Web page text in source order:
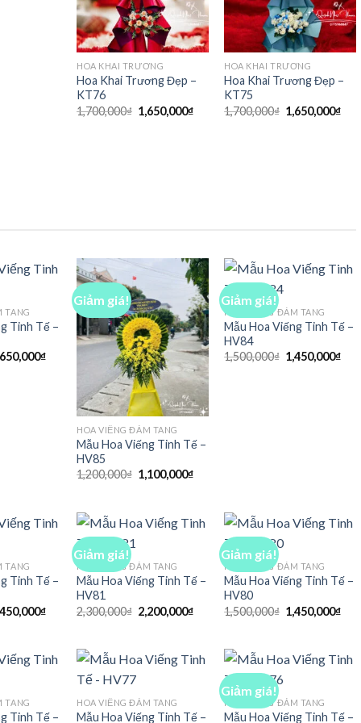
1,650,000₫.
HOA KHAI TRƯƠNG
Hoa Khai Trương Đẹp –
KT76
1,700,000₫ Giá
gốc
1,650,000₫Giá
HOA KHAI TRƯƠNG
Hoa Khai Trương Đẹp –
KT75
1,700,000₫ Giá
gốc
1,650,000₫Giá
TANG
Tinh Tế –
₫Giá
1,650,000₫.
Giảm giá!
HOA VIẾNG ĐÁM TANG
Mẫu Hoa Viếng Tinh Tế –
HV85
1,200,000₫ Giá
gốc
1,100,000₫Giá
1,100,000₫.
Giảm giá!
HOA VIẾNG ĐÁM TANG
Mẫu Hoa Viếng Tinh Tế –
HV84
1,500,000₫ Giá
gốc
1,450,000₫Giá
TANG
Tinh Tế –
₫Giá
1,450,000₫.
Giảm giá!
HOA VIẾNG ĐÁM TANG
Mẫu Hoa Viếng Tinh Tế –
HV81
2,300,000₫ Giá
gốc
2,200,000₫Giá
2,200,000₫.
Giảm giá!
HOA VIẾNG ĐÁM TANG
Mẫu Hoa Viếng Tinh Tế –
HV80
1,500,000₫ Giá
gốc
1,450,000₫Giá
TANG
Tinh Tế –
HOA VIẾNG ĐÁM TANG
Mẫu Hoa Viếng Tinh Tế –
Giảm giá!
HOA VIẾNG ĐÁM TANG
Mẫu Hoa Viếng Tinh Tế –